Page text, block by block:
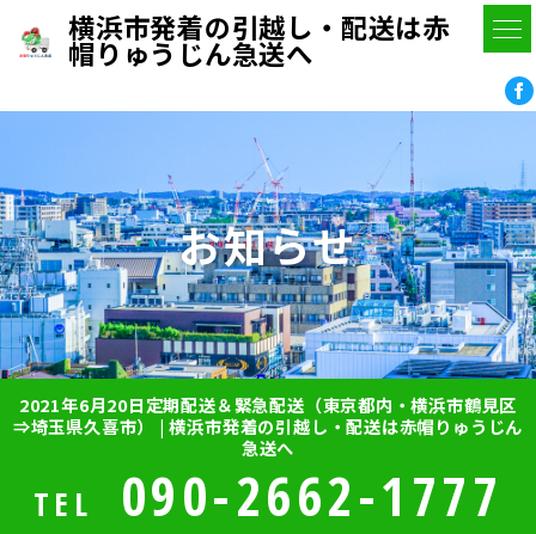
横浜市発着の引越し・配送は赤
帽りゅうじん急送へ
お知らせ
2021年6月20日定期配送＆緊急配送（東京都内・横浜市鶴見区
⇒埼玉県久喜市） | 横浜市発着の引越し・配送は赤帽りゅうじん
急送へ
TEL 090-2662-1777